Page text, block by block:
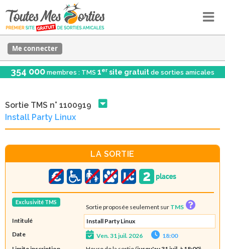
Me connecter
354 000 membres : TMS 1er site gratuit de sorties amicales
Sortie TMS n° 1100919
Install Party Linux
LA SORTIE
Exclusivité TMS
Sortie proposée seulement sur TMS
Intitulé
Install Party Linux
Date
Ven. 31 juil. 2026
18:00